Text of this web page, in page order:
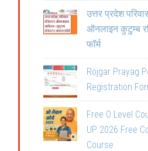
उत्तर प्रदेश
ऑनलाइन कुटुम्ब
फॉर्म
Rojgar Prayag
Registration
Free O Level
UP 2026 Free
Course